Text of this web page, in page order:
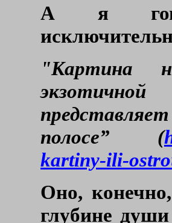
А я
"Картина
полосе” (
kartiny-ili-
Оно,
глубине